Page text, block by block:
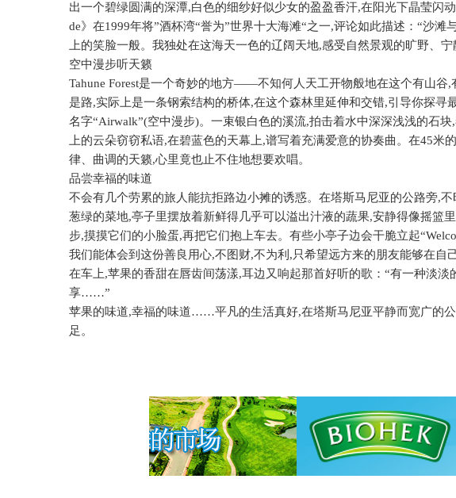
出一个碧绿圆满的深潭,白色的细纱好似少女的盈盈香汗,在阳光下晶莹闪动
de》在1999年将”酒杯湾“誉为”世界十大海滩“之一,评论如此描述：“沙滩
上的笑脸一般。我独处在这海天一色的辽阔天地,感受自然景观的旷野、宁
空中漫步听天籁
Tahune Forest是一个奇妙的地方——不知何人天工开物般地在这个有山谷,
是路,实际上是一条钢索结构的桥体,在这个森林里延伸和交错,引导你探寻
名字“Airwalk”(空中漫步)。一束银白色的溪流,拍击着水中深深浅浅的石块,
上的云朵窃窃私语,在碧蓝色的天幕上,谱写着充满爱意的协奏曲。在45米
律、曲调的天籁,心里竟也止不住地想要欢唱。
品尝幸福的味道
不会有几个劳累的旅人能抗拒路边小摊的诱惑。在塔斯马尼亚的公路旁,不
葱绿的菜地,亭子里摆放着新鲜得几乎可以溢出汁液的蔬果,安静得像摇篮
步,摸摸它们的小脸蛋,再把它们抱上车去。有些小亭子边会干脆立起“
我们能体会到这份善良用心,不图财,不为利 ,只希望远方来的朋友能够在自
在车上,苹果的香甜在唇齿间荡漾,耳边又响起那首好听的歌：“有一种淡淡
享……”
苹果的味道,幸福的味道……平凡的生活真好,在塔斯马尼亚平静而宽广的
足。